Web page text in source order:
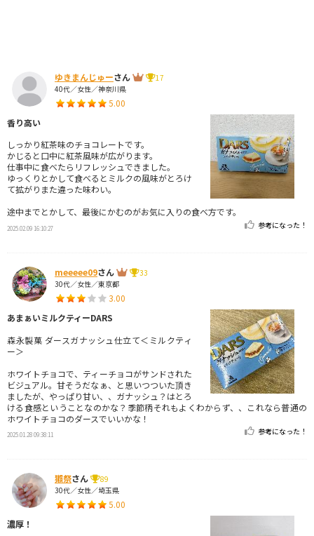
ゆきまんじゅーさん
17
40代／女性／神奈川県
5.00
香り高い
しっかり紅茶味のチョコレートです。
かじると口中に紅茶風味が広がります。
仕事中に食べたらリフレッシュできました。
ゆっくりとかして食べるとミルクの風味がとろけ
て拡がりまた違った味わい。
途中までとかして、最後にかむのがお気に入りの食べ方です。
2025.02.09 16:10:27 参考になった！
meeeee09さん
33
30代／女性／東京都
3.00
あまぁいミルクティーDARS
森永製菓 ダースガナッシュ仕立て＜ミルクティ
ー＞
ホワイトチョコで、ティーチョコがサンドされた
ビジュアル。甘そうだなぁ、と思いつついた頂き
ましたが、やっぱり甘い、、ガナッシュ？はとろ
ける食感ということなのかな？季節柄それもよくわからず、、これなら普通の
ホワイトチョコのダースでいいかな！
2025.01.28 09:38:11 参考になった！
獺祭さん
89
30代／女性／埼玉県
5.00
濃厚！